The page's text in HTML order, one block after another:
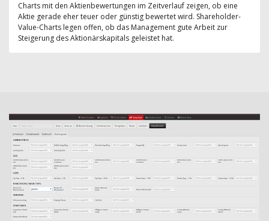
Charts mit den Aktienbewertungen im Zeitverlauf zeigen, ob eine
Aktie gerade eher teuer oder günstig bewertet wird. Shareholder-
Value-Charts legen offen, ob das Management gute Arbeit zur
Steigerung des Aktionärskapitals geleistet hat.